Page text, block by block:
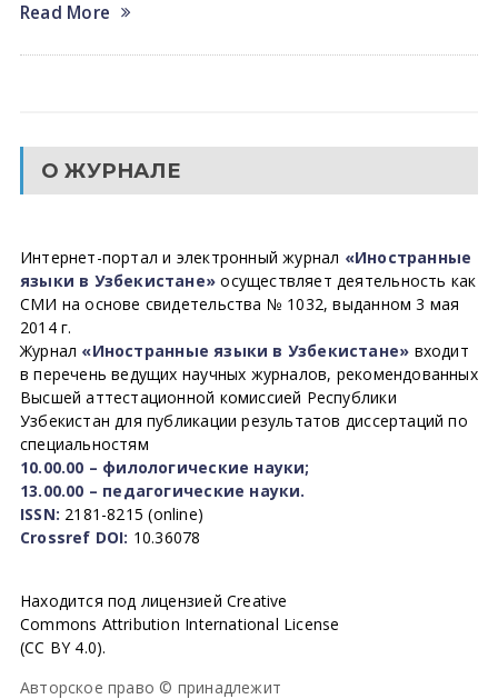
Read More
О ЖУРНАЛЕ
Интернет-портал и электронный журнал «Иностранные
языки в Узбекистане» осуществляет деятельность как
СМИ на основе свидетельства № 1032, выданном 3 мая
2014 г.
Журнал «Иностранные языки в Узбекистане» входит
в перечень ведущих научных журналов, рекомендованных
Высшей аттестационной комиссией Республики
Узбекистан для публикации результатов диссертаций по
специальностям
10.00.00 – филологические науки;
13.00.00 – педагогические науки.
ISSN: 2181-8215 (online)
Crossref DOI: 10.36078
Находится под лицензией Creative
Commons Attribution International License
(CC BY 4.0).
Авторское право © принадлежит